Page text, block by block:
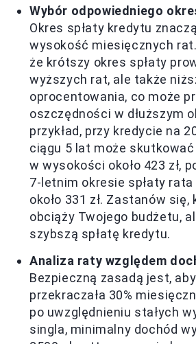
Wybór odpowiedniego
Okres spłaty kredytu
wysokość miesięcznych
że krótszy okres spłaty
wyższych rat, ale także
oprocentowania, co może
oszczędności w dłuższym
przykład, przy kredycie na
ciągu 5 lat może
w wysokości około 423 zł,
7-letnim okresie spłaty
około 331 zł. Zastanów
obciąży Twojego budżetu,
szybszą spłatę kredytu.
Analiza raty względem
Bezpieczną zasadą jest,
przekraczała 30%
po uwzględnieniu stałych
singla, minimalny dochód